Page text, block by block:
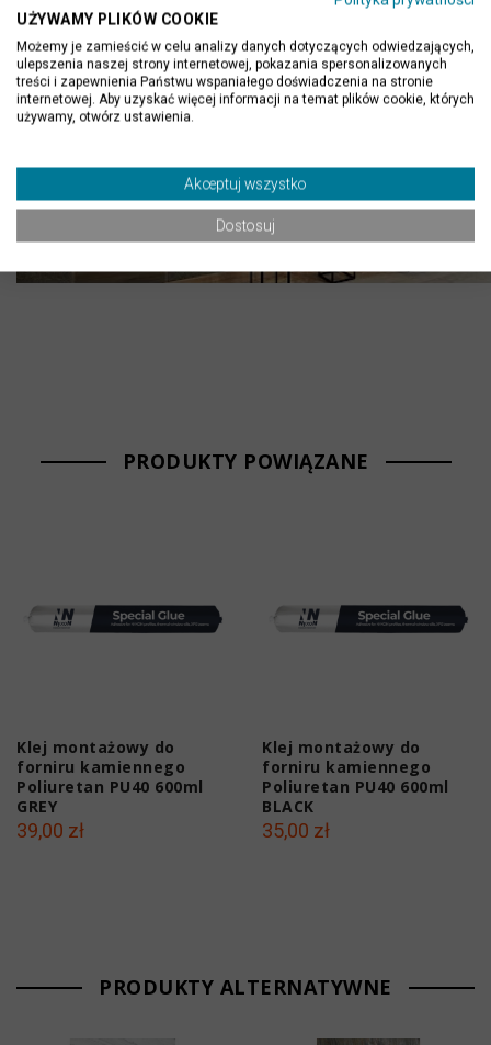
PRODUKTY POWIĄZANE
Klej montażowy do
forniru kamiennego
Poliuretan PU40 600ml
GREY
39,00 zł
Klej montażowy do
forniru kamiennego
Poliuretan PU40 600ml
BLACK
35,00 zł
PRODUKTY ALTERNATYWNE
UŻYWAMY PLIKÓW COOKIE
Możemy je zamieścić w celu analizy danych dotyczących odwiedzających,
ulepszenia naszej strony internetowej, pokazania spersonalizowanych
treści i zapewnienia Państwu wspaniałego doświadczenia na stronie
internetowej. Aby uzyskać więcej informacji na temat plików cookie, których
używamy, otwórz ustawienia.
Akceptuj wszystko
Dostosuj